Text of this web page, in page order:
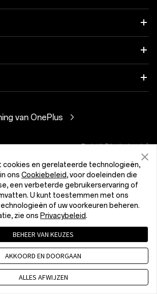
onze shop
België (Nederlands)
van OnePlus
(OneSRC)
Cookies
All Rights Reserved.
cookies en gerelateerde technologieën,
ons Cookiebeleid, voor doeleinden die
een verbeterde gebruikerservaring of
U kunt toestemmen met ons
of uw voorkeuren beheren.
zie ons Privacybeleid.
BEHEER VAN KEUZES
AKKOORD EN DOORGAAN
ALLES AFWIJZEN